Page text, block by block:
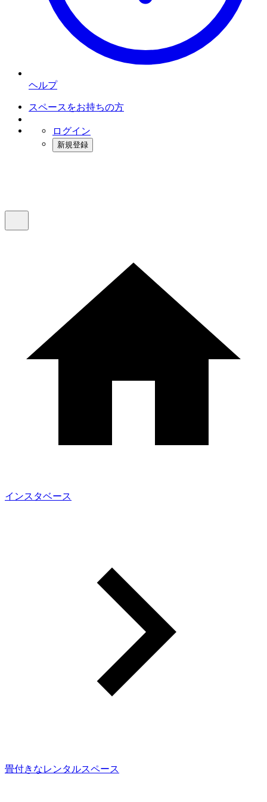
ヘルプ
スペースをお持ちの方
ログイン
新規登録
インスタベース
畳付きなレンタルスペース